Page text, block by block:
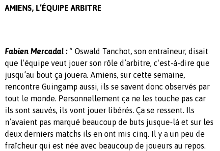
AMIENS, L’ÉQUIPE ARBITRE
Fabien Mercadal :“ Oswald Tanchot, son entraîneur, disait
que l’équipe veut jouer son rôle d’arbitre, c’est-à-dire que
jusqu’au bout ça jouera. Amiens, sur cette semaine,
rencontre Guingamp aussi, ils se savent donc observés par
tout le monde. Personnellement ça ne les touche pas car
ils sont sauvés, ils vont jouer libérés. Ça se ressent. Ils
n’avaient pas marqué beaucoup de buts jusque-là et sur les
deux derniers matchs ils en ont mis cinq. Il y a un peu de
fraîcheur qui est née avec beaucoup de joueurs au repos.